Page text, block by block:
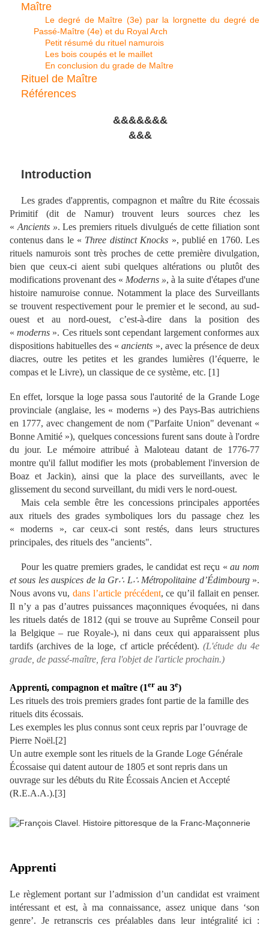
Maître
Le degré de Maître (3e) par la lorgnette du degré de
Passé-Maître (4e) et du Royal Arch
Petit résumé du rituel namurois
Les bois coupés et le maillet
En conclusion du grade de Maître
Rituel de Maître
Références
&&&&&&&
&&&
Introduction
Les grades d'apprentis, compagnon et maître du Rite écossais
Primitif (dit de Namur) trouvent leurs sources chez les
« Ancients ».Les premiers rituels divulgués de cette filiation sont
contenus dans le « Three distinct Knocks », publié en 1760. Les
rituels namurois sont très proches de cette première divulgation,
bien que ceux-ci aient subi quelques altérations ou plutôt des
modifications provenant des « Moderns », à la suite d'étapes d'une
histoire namuroise connue. Notamment la place des Surveillants
se trouvent respectivement pour le premier et le second, au sud-
ouest et au nord-ouest, c’est-à-dire dans la position des
«moderns ». Ces rituels sont cependant largement conformes aux
dispositions habituelles des «ancients », avec la présence de deux
diacres, outre les petites et les grandes lumières (l’équerre, le
compas et le Livre), un classique de ce système, etc. [1]
Eneffet, lorsque la logepassa sous l'autorité de la Grande Loge
provinciale (anglaise, les « moderns ») des Pays-Bas autrichiens
en 1777, avec changement de nom ("Parfaite Union" devenant «
Bonne Amitié »), quelques concessions furentsans doute à l'ordre
du jour. Le mémoire attribué à Maloteau datant de 1776-77
montre qu'il fallut modifier les mots (probablement l'inversion de
Boaz et Jackin), ainsi que la place des surveillants, avec le
glissement du second surveillant, du midi vers le nord-ouest.
Mais cela semble être les concessions principales apportées
aux rituels des grades symboliques lors du passage chez les
« moderns », car ceux-ci sont restés, dans leurs structures
principales, des rituels des "ancients".
Pour les quatre premiers grades, le candidat est reçu «au nom
et sous les auspices de la Gr∴ L∴ Métropolitaine d’Édimbourg».
Nous avons vu,dans l’article précédent, ce qu’il fallait en penser.
Il n’y a pas d’autres puissances maçonniques évoquées, ni dans
les rituels datés de 1812 (qui se trouve au Suprême Conseil pour
la Belgique – rue Royale-), ni dans ceux qui apparaissent plus
tardifs (archives de la loge, cf article précédent). (L'étude du 4e
grade, de passé-maître, fera l'objet de l'article prochain.)
Apprenti, compagnon et maître (1er au 3e)
Les rituels des trois premiers grades font partie de la famille des
rituels dits écossais.
Les exemples les plus connus sont ceux repris par l’ouvrage de
Pierre Noël.[2]
Un autre exemple sont les rituels de la Grande Loge Générale
Écossaise qui datent autour de 1805 et sont repris dans un
ouvrage sur les débuts du Rite Écossais Ancien et Accepté
(R.E.A.A.).[3]
Apprenti
Le règlement portant sur l’admission d’un candidat est vraiment
intéressant et est, à ma connaissance, assez unique dans ‘son
genre’. Je retranscris ces préalables dans leur intégralité ici :